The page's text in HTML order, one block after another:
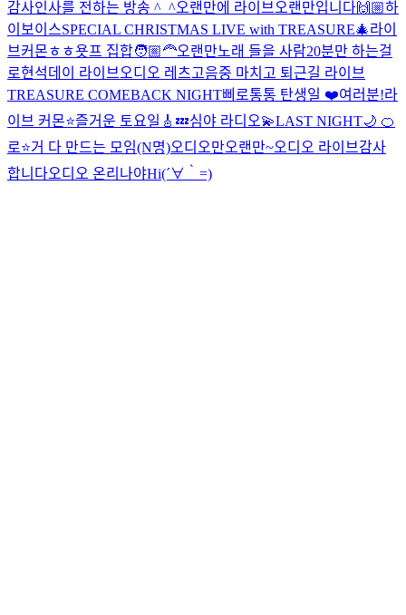
감사인사를 전하는 방송 ^_^오랜만에 라이브 오랜만입니다🙌🏼하
이 보이스SPECIAL CHRISTMAS LIVE with TREASURE🎄라이
브커몬ㅎㅎ욧프 집합🧑🏼‍🦰오랜만노래 들을 사람20분만 하는걸
로현석데이 라이브 오디오 레츠고음중 마치고 퇴근길 라이브
TREASURE COMEBACK NIGHT삐로통통 탄생일 ❤️여러분!라
이브 커몬⭐️즐거운 토요일🎸 💤심야 라디오💫LAST NIGHT🌙 🍊
로⭐️거 다 만드는 모임(N명)오디오만오랜만~오디오 라이브감사
합니다오디오 온리 나야Hi(´∀｀=)